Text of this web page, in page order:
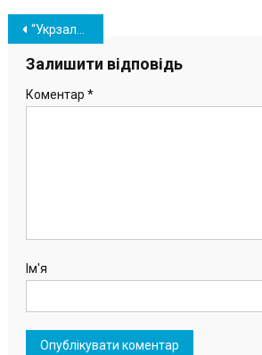
Навігація
записів
“Укрзализныця” запустила новую услугу всего за 12 гривен
Залишити відповідь
Коментар *
Ім'я